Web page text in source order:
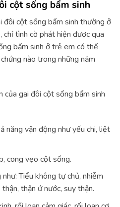
cột sống bẩm sinh
đôi cột sống bẩm sinh thường ở
tình cờ phát hiện được qua
bẩm sinh ở trẻ em có thể
nào trong những năm
gai đôi cột sống bẩm sinh
năng vận động như yếu chi, liệt
cong vẹo cột sống.
Tiểu không tự chủ, nhiễm
thận ứ nước, suy thận.